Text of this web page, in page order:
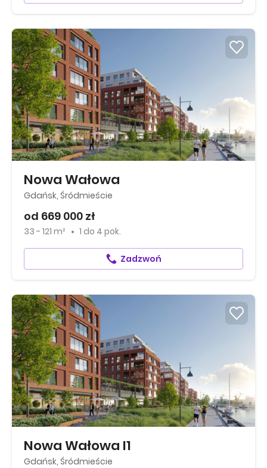
Nowa Wałowa
Gdańsk, Śródmieście
od 669 000 zł
33 - 121 m² 1 do 4 pok.
Zadzwoń
Nowa Wałowa I1
Gdańsk, Śródmieście